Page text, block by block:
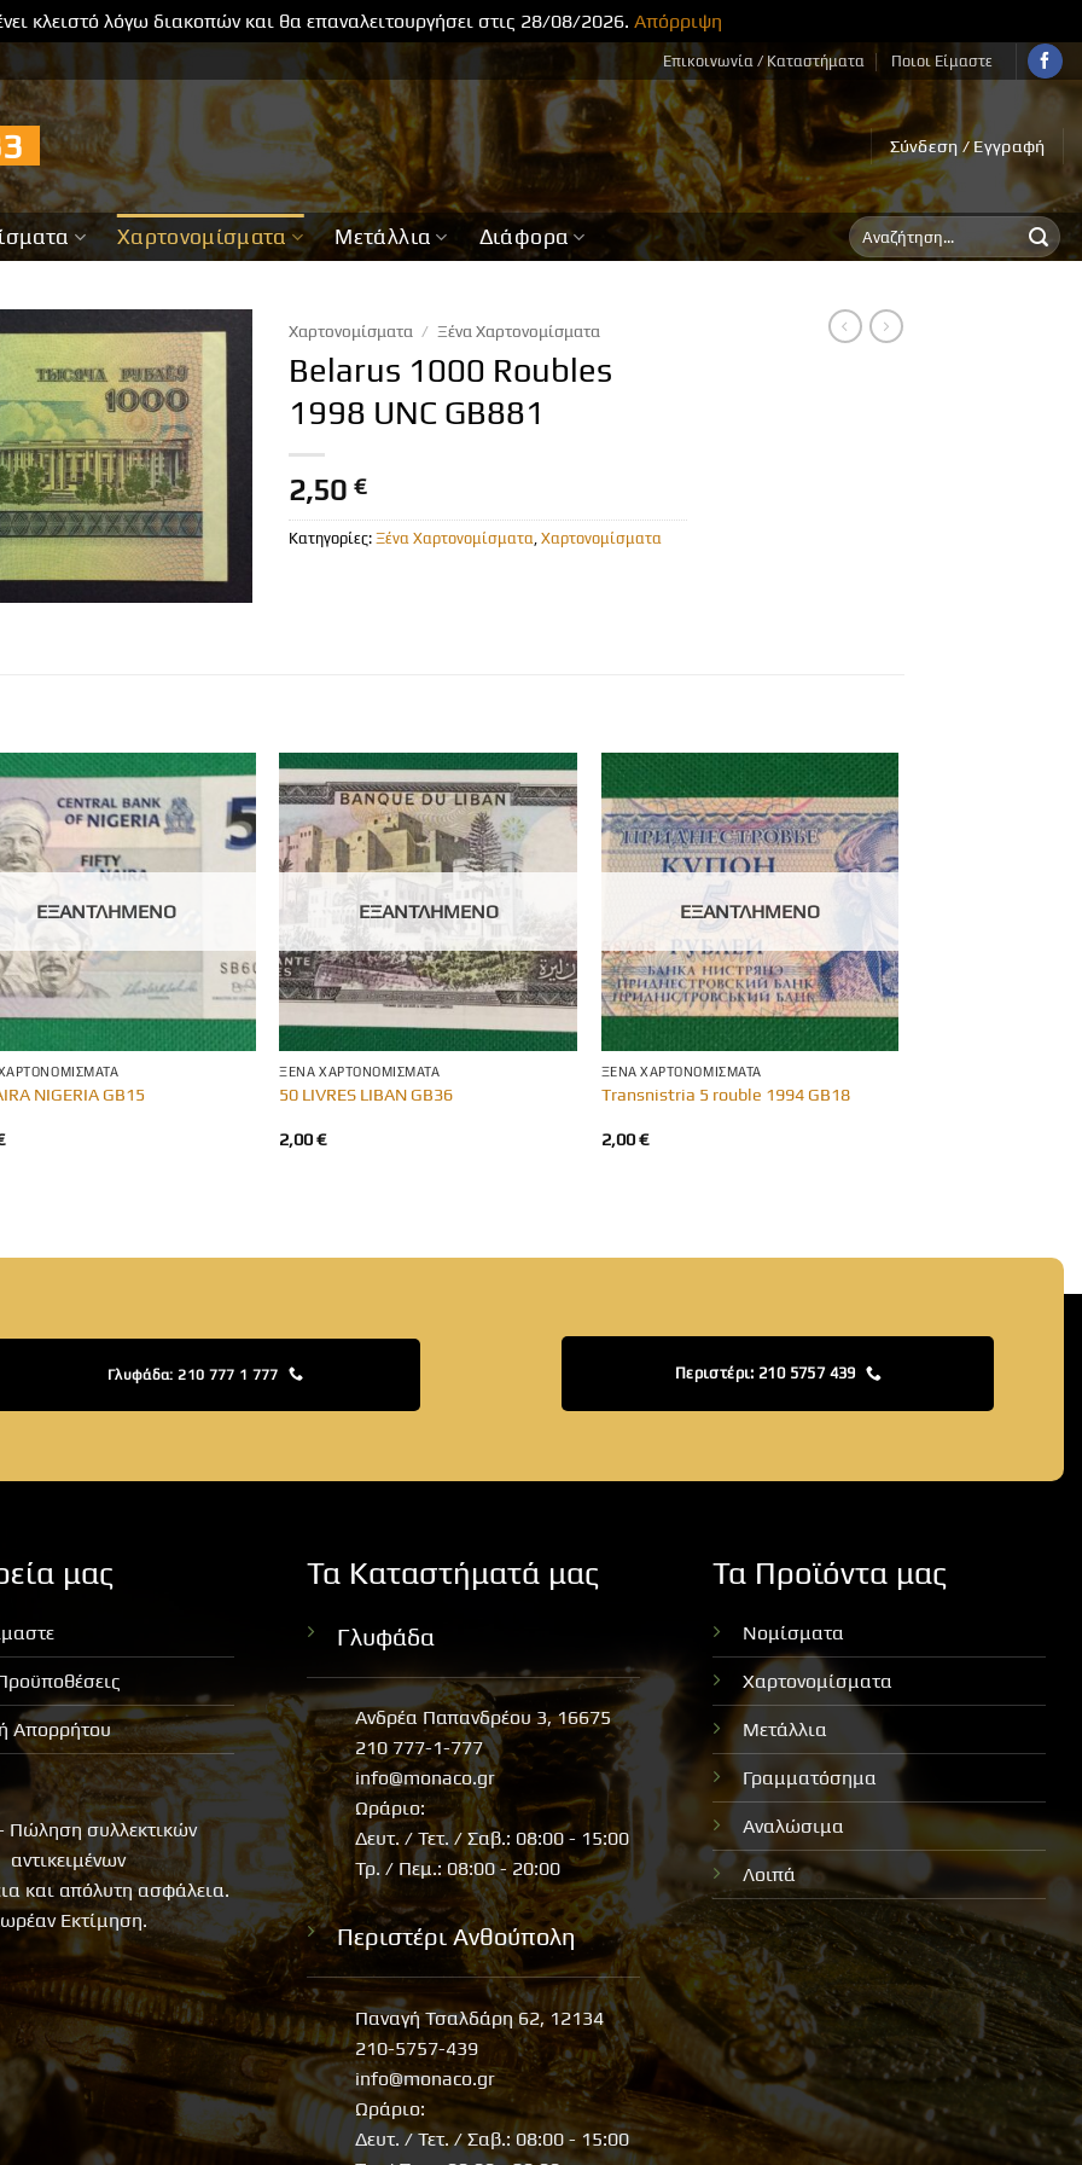
κλειστό λόγω διακοπών και θα επαναλειτουργήσει στις 28/08/2026.Απόρριψη
Επικοινωνία / Καταστήματα Ποιοι Είμαστε
Σύνδεση / Εγγραφή
Χαρτονομίσματα Μετάλλια Διάφορα
Αναζήτηση
για:
Χαρτονομίσματα / Ξένα Χαρτονομίσματα
Belarus 1000 Roubles
1998 UNC GB881
2,50 €
Κατηγορίες: Ξένα Χαρτονομίσματα Χαρτονομίσματα
ΕΞΑΝΤΛΗΜΈΝΟ
NIGERIA GB15
ΕΞΑΝΤΛΗΜΈΝΟ
ΞΈΝΑ ΧΑΡΤΟΝΟΜΊΣΜΑΤΑ
50 LIVRES LIBAN GB36
2,00€
ΕΞΑΝΤΛΗΜΈΝΟ
ΞΈΝΑ ΧΑΡΤΟΝΟΜΊΣΜΑΤΑ
Transnistria 5 rouble 1994 GB18
2,00€
Γλυφάδα: 210 777 1 777 Περιστέρι: 210 5757 439
μας
Απορρήτου
Πώληση συλλεκτικών
αντικειμένων
και απόλυτη ασφάλεια.
Εκτίμηση.
Τα Καταστήματά μας
Γλυφάδα
Ανδρέα Παπανδρέου 3, 16675
210 777-1-777
info@monaco.gr
Ωράριο:
Δευτ. / Τετ. / Σαβ.: 08:00 - 15:00
Τρ. / Πεμ.: 08:00 - 20:00
Περιστέρι Ανθούπολη
Παναγή Τσαλδάρη 62, 12134
210-5757-439
info@monaco.gr
Ωράριο:
Δευτ. / Τετ. / Σαβ.: 08:00 - 15:00
Τα Προϊόντα μας
Νομίσματα
Χαρτονομίσματα
Μετάλλια
Γραμματόσημα
Αναλώσιμα
Λοιπά